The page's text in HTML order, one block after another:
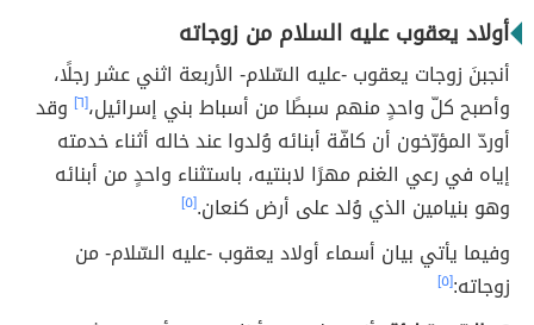
أولاد يعقوب عليه السلام من زوجاته
أنجبنَ زوجات يعقوب -عليه السّلام- الأربعة اثني عشر رجلًا،
وأصبح كلّ واحدٍ منهم سبطًا من أسباط بني إسرائيل،[٦]
وقد
أوردّ المؤرّخون أن كافّة أبنائه وُلدوا عند خاله أثناء خدمته
إياه في رعي الغنم مهرًا لابنتيه، باستثناء واحدٍ من أبنائه
وهو بنيامين الذي وُلد على أرض كنعان.[٥]
وفيما يأتي بيان أسماء أولاد يعقوب -عليه السّلام- من
زوجاته:[٥]